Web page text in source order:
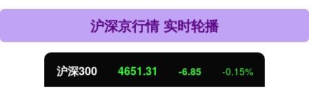
沪深京行情 实时轮播
沪深300 4651.31 -6.85 -0.15%